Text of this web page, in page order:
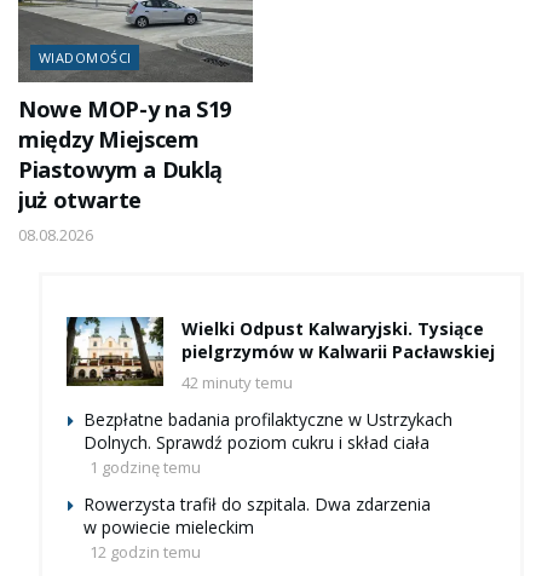
WIADOMOŚCI
Nowe MOP-y na S19
między Miejscem
Piastowym a Duklą
już otwarte
08.08.2026
Wielki Odpust Kalwaryjski. Tysiące
pielgrzymów w Kalwarii Pacławskiej
42 minuty temu
Bezpłatne badania profilaktyczne w Ustrzykach
Dolnych. Sprawdź poziom cukru i skład ciała
1 godzinę temu
Rowerzysta trafił do szpitala. Dwa zdarzenia
w powiecie mieleckim
12 godzin temu